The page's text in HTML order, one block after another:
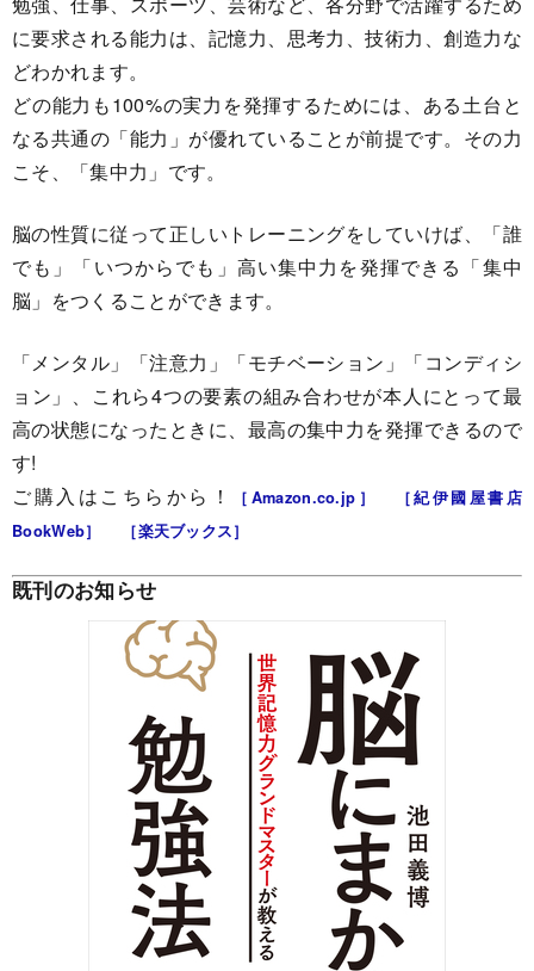
に要求される能力は、記憶力、思考力、技術力、創造力な
どわかれます。
どの能力も100%の実力を発揮するためには、ある土台と
なる共通の「能力」が優れていることが前提です。その力
こそ、「集中力」です。
脳の性質に従って正しいトレーニングをしていけば、「誰
でも」「いつからでも」高い集中力を発揮できる「集中
脳」をつくることができます。
「メンタル」「注意力」「モチベーション」「コンディシ
ョン」、これら4つの要素の組み合わせが本人にとって最
高の状態になったときに、最高の集中力を発揮できるので
す!
ご購入はこちらから！
［Amazon.co.jp］
［紀伊國屋書店
BookWeb］
［楽天ブックス］
既刊のお知らせ